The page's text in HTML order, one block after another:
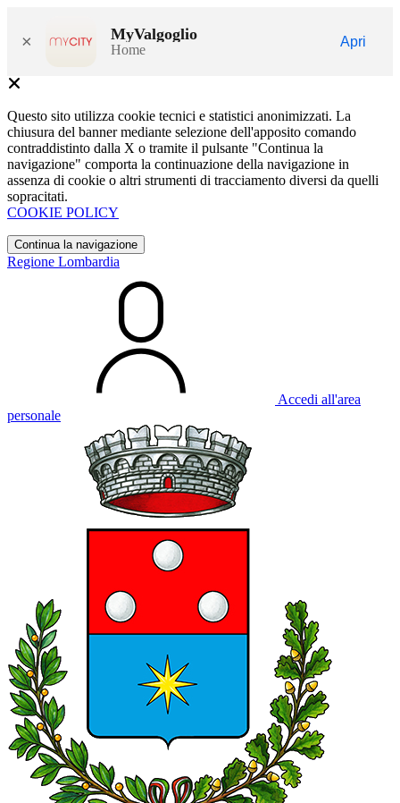
× MyValgoglio
Home
Apri
Questo sito utilizza cookie tecnici e statistici anonimizzati. La
chiusura del banner mediante selezione dell'apposito comando
contraddistinto dalla X o tramite il pulsante "Continua la
navigazione" comporta la continuazione della navigazione in
assenza di cookie o altri strumenti di tracciamento diversi da quelli
sopracitati.
COOKIE POLICY
Continua la navigazione
Regione Lombardia
Accedi all'area
personale